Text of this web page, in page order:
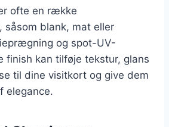
ofte en række
såsom blank, mat eller
og spot-UV-
finish kan tilføje tekstur, glans
til dine visitkort og give dem
elegance.